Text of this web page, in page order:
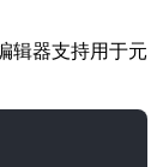
辑器支持用于元